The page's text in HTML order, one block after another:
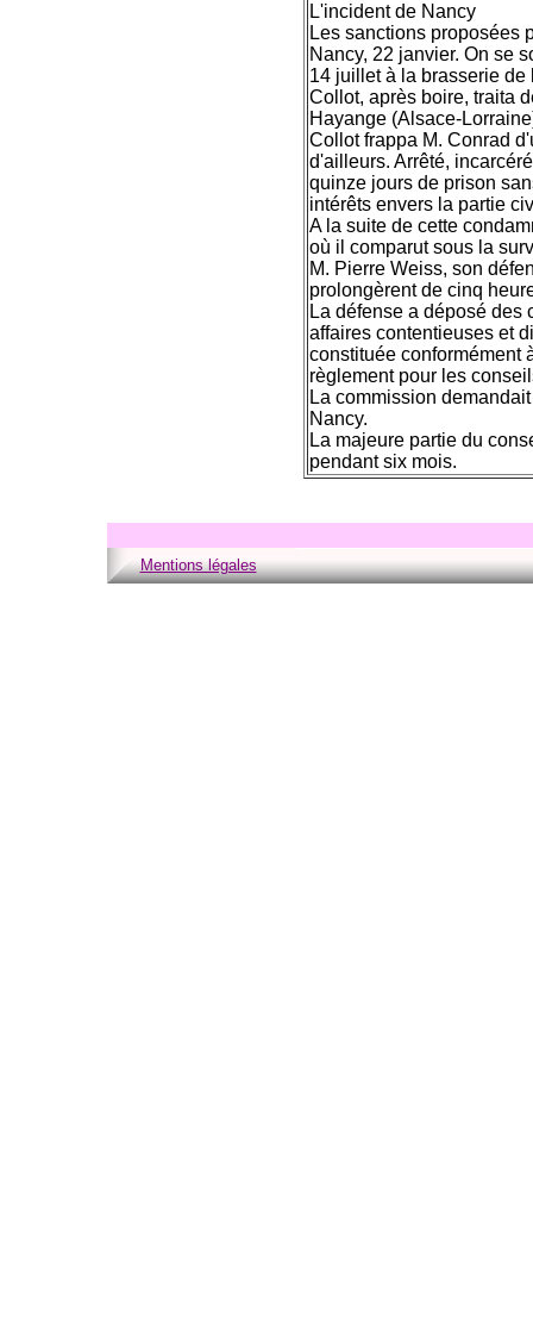
L'incident de Nancy
Les sanctions proposées
Nancy, 22 janvier. On se
14 juillet à la brasserie
Collot, après boire, traita
Hayange (Alsace-
Collot frappa M. Conrad
d'ailleurs. Arrêté,
quinze jours de prison
intérêts envers la partie
A la suite de cette
où il comparut sous la
M. Pierre Weiss, son
prolongèrent de cinq
La défense a déposé
affaires contentieuses et
constituée conformément
règlement pour les
La commission
Nancy.
La majeure partie du
pendant six mois.
Mentions légales